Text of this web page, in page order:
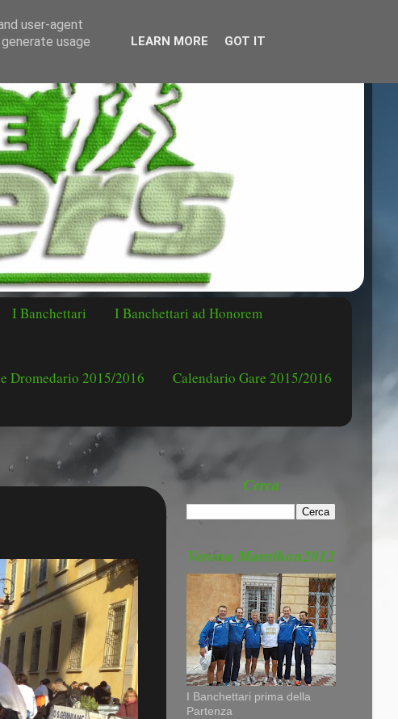
I Banchettari
I Banchettari ad Honorem
Dromedario 2015/2016
Calendario Gare 2015/2016
Cerca
Verona Marathon2012
I Banchettari prima della
Partenza
user-agent
usage
LEARN MORE GOT IT